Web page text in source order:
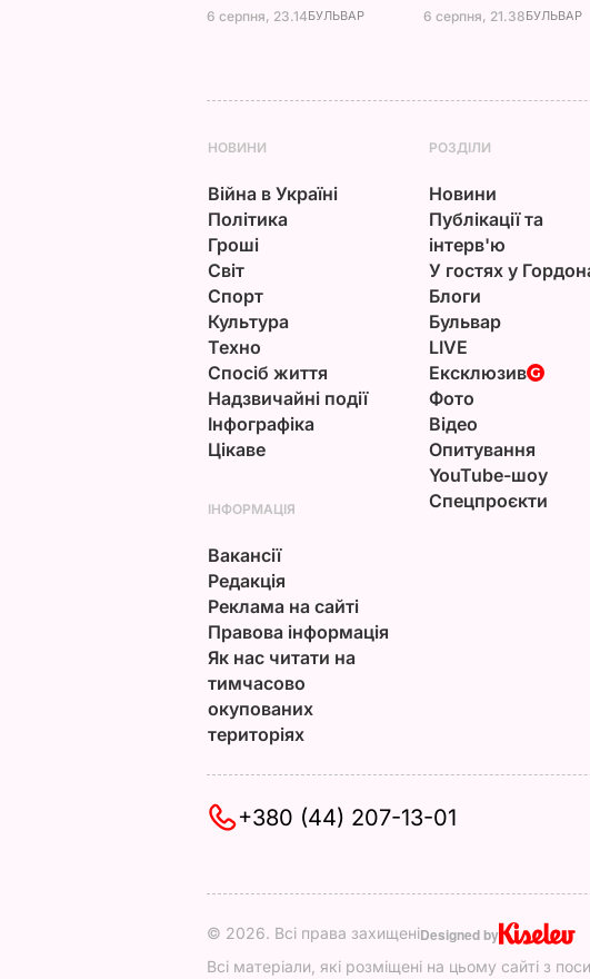
6 серпня, 23.14БУЛЬВАР 6 серпня, 21.38БУЛЬВАР
НОВИНИ
Війна в Україні
Політика
Гроші
Світ
Спорт
Культура
Техно
Спосіб життя
Надзвичайні події
Інфографіка
Цікаве
РОЗДІЛИ
Новини
Публікації та
інтерв'ю
У гостях у
Блоги
Бульвар
LIVE
Ексклюзив
Фото
Відео
Опитування
YouTube-шоу
Спецпроєкти
ІНФОРМАЦІЯ
Вакансії
Редакція
Реклама на сайті
Правова інформація
Як нас читати на
тимчасово
окупованих
територіях
+380 (44) 207-13-01
© 2026. Всі права захищеніDesigned by
Всі матеріали, які розміщені на цьому сайті з